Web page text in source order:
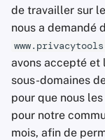
de travailler sur
nous a demandé
avons accepté et
sous-domaines
pour que nous
pour notre
mois, afin de